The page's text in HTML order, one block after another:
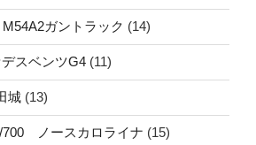
ガントラック (14)
スベンツG4 (11)
城 (13)
ノースカロライナ (15)